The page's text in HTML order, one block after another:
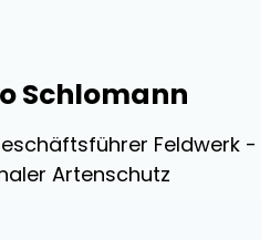
Schlomann
Feldwerk -
Artenschutz